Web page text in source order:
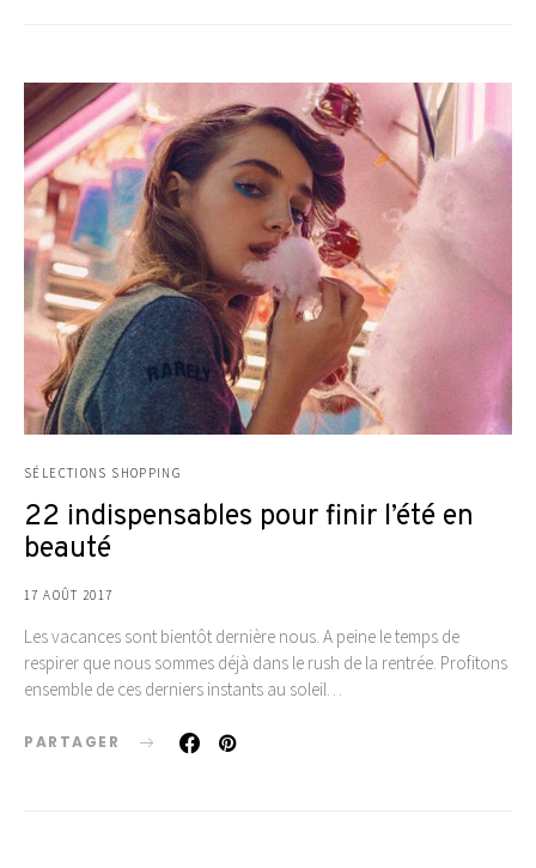
SÉLECTIONS SHOPPING
22 indispensables pour finir l’été en
beauté
17 AOÛT 2017
Les vacances sont bientôt dernière nous. A peine le temps de
respirer que nous sommes déjà dans le rush de la rentrée. Profitons
ensemble de ces derniers instants au soleil…
PARTAGER